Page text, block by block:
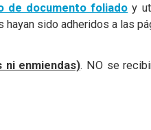
de documento foliado y
sido adheridos a las
ni enmiendas). NO se